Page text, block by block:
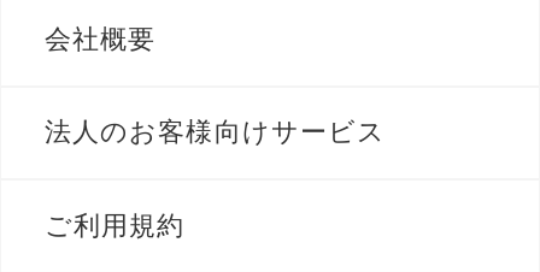
会社概要
法人のお客様向けサービス
ご利用規約